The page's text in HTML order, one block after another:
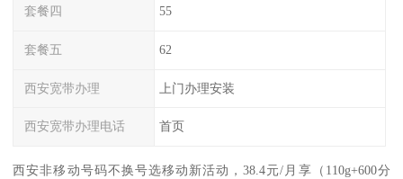
套餐四 55
套餐五 62
西安宽带办理 上门办理安装
西安宽带办理电话 首页
西安非移动号码不换号选移动新活动，38.4元/月享（110g+600分